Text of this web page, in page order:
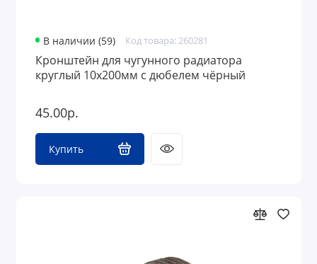
В наличии (59) Код товара: 260281
Кронштейн для чугунного радиатора
круглый 10х200мм с дюбелем чёрный
45.00р.
Купить